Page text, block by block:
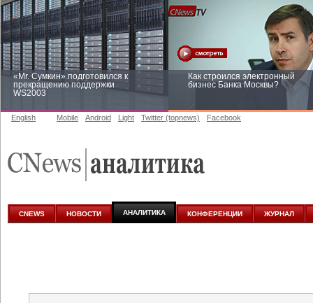
«Mr. Сумкин» подготовился к
прекращению поддержки
WS2003
Как строился электронный
бизнес Банка Москвы?
аналитике
English Mobile Android Light Twitter (topnews) Facebook
CNEWS НОВОСТИ АНАЛИТИКА КОНФЕРЕНЦИИ ЖУРНАЛ